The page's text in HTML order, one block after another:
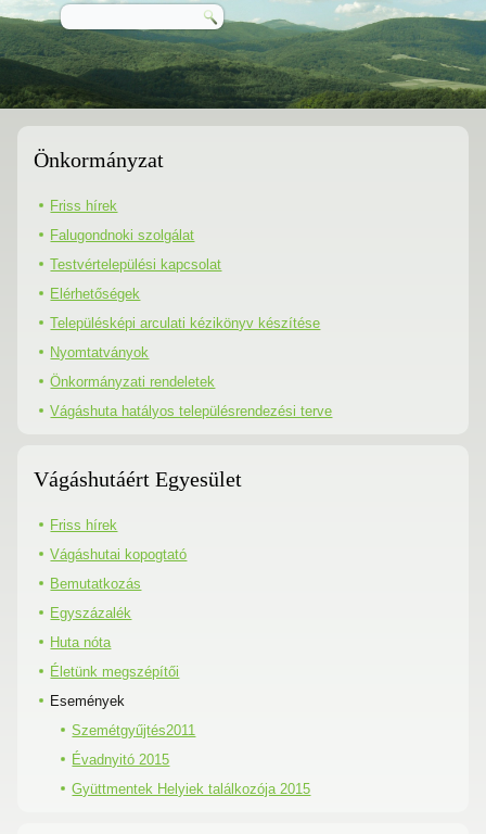
Önkormányzat
Friss hírek
Falugondnoki szolgálat
Testvértelepülési kapcsolat
Elérhetőségek
Településképi arculati kézikönyv készítése
Nyomtatványok
Önkormányzati rendeletek
Vágáshuta hatályos településrendezési terve
Vágáshutáért Egyesület
Friss hírek
Vágáshutai kopogtató
Bemutatkozás
Egyszázalék
Huta nóta
Életünk megszépítői
Események
Szemétgyűjtés2011
Évadnyitó 2015
Gyüttmentek Helyiek találkozója 2015